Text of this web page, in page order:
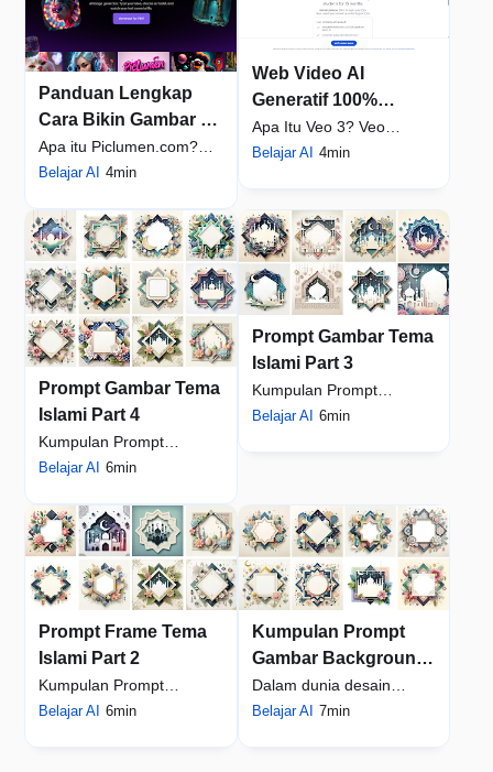
Panduan Lengkap
Cara Bikin Gambar AI
di Piclumen.com
dengan Prompt untuk
Apa itu Piclumen.com?
Piclumen.com adalah
image generator terbaru
y...
Belajar AI 4min
Web Video AI
Generatif 100%
Gratis: Panduan Cara
Akses Veo 3 Gratis 15
Apa Itu Veo 3? Veo
adalah model kecerdasan
Belajar AI 4min
Prompt Gambar Tema
Islami Part 4
Kumpulan Prompt
Gambar Background
Islami Part 4 - Dalam
dunia desain ...
Belajar AI 6min
Prompt Gambar Tema
Islami Part 3
Kumpulan Prompt
Gambar Background
Belajar AI 6min
Prompt Frame Tema
Islami Part 2
Kumpulan Prompt
Gambar Background
Belajar AI 6min
Kumpulan Prompt
Gambar Background
Template Frame Tema
Islami Part 1
Dalam dunia desain
grafis, terutama bagi para
Belajar AI 7min